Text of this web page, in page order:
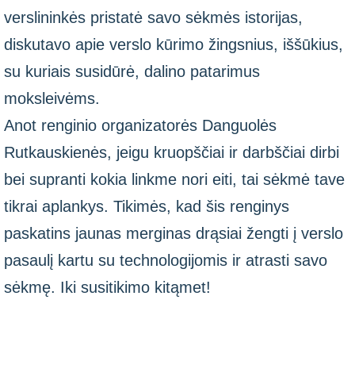
verslininkės pristatė savo sėkmės istorijas,
diskutavo apie verslo kūrimo žingsnius, iššūkius,
su kuriais susidūrė, dalino patarimus
moksleivėms.
Anot renginio organizatorės Danguolės
Rutkauskienės, jeigu kruopščiai ir darbščiai dirbi
bei supranti kokia linkme nori eiti, tai sėkmė tave
tikrai aplankys. Tikimės, kad šis renginys
paskatins jaunas merginas drąsiai žengti į verslo
pasaulį kartu su technologijomis ir atrasti savo
sėkmę. Iki susitikimo kitąmet!